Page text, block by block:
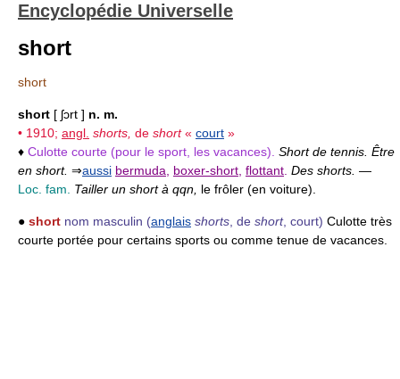
Encyclopédie Universelle
short
short
short [ ʃɔrt ] n. m.
• 1910; angl. shorts, de short« court »
♦ Culotte courte (pour le sport, les vacances). Short de tennis. Être
en short. ⇒aussi bermuda boxer-short flottant Des shorts. —
Loc. fam.
Tailler un short à qqn, le frôler (en voiture).
● short nom masculin (anglais shorts , de short, court) Culotte très
courte portée pour certains sports ou comme tenue de vacances.